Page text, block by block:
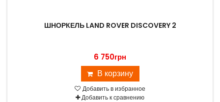
ШНОРКЕЛЬ LAND ROVER DISCOVERY 2
6 750грн
В корзину
Добавить в избранное
Добавить к сравнению